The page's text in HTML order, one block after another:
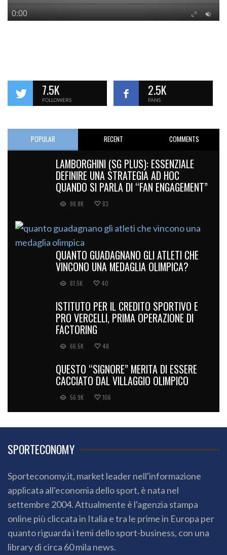
7.5K
FOLLOWERS
2.5K
FANS
POPULAR RECENT COMMENTS
LAMBORGHINI (SG PLUS): ESSENZIALE
DEFINIRE UNA STRATEGIA AD HOC
QUANDO SI PARLA DI “FAN ENGAGEMENT”
98.8K 83
QUANTO GUADAGNANO GLI ATLETI CHE
VINCONO UNA MEDAGLIA OLIMPICA?
81.5K 40
ISTITUTO PER IL CREDITO SPORTIVO E
PRO VERCELLI, PRIMA OPERAZIONE DI
FACTORING
66.5K 48
QUESTO “SIGNORE” MERITA DI ESSERE
CACCIATO DAL VILLAGGIO OLIMPICO
56.9K 106
SPORTECONOMY
Sporteconomy.it, market leader nell'informazione
applicata all'economia dello sport, è nata nel
settembre 2004. Attualmente è l'agenzia stampa
online più cliccata in Italia e tra le prime in Europa per
quanto riguarda i temi dello sport-business, con una
library di circa 60 mila news.